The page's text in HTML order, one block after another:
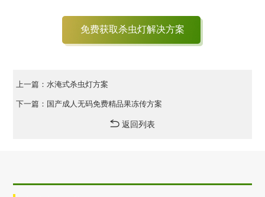
免费获取杀虫灯解决方案
上一篇：水淹式杀虫灯方案
下一篇：国产成人无码免费精品果冻传方案
返回列表